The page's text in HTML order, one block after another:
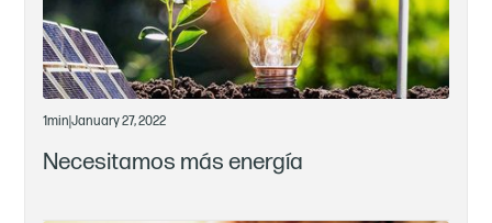
1min |January 27, 2022
Necesitamos más energía